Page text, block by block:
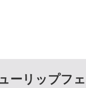
ーリップフ